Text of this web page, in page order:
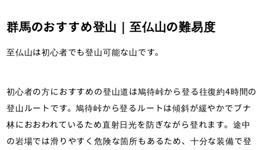
群馬のおすすめ登山｜至仏山の難易度
至仏山は初心者でも登山可能な山です。
初心者の方におすすめの登山道は鳩待峠から登る往復約4時間の
登山ルートです。鳩待峠から登るルートは傾斜が緩やかでブナ
林におおわれているため直射日光を防ぎながら登れます。途中
の岩場では滑りやすく危険な箇所もあるため、十分な装備で登